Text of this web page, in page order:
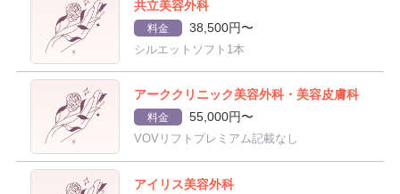
共立美容外科
料金 38,500円〜
シルエットソフト1本
アーククリニック美容外科・美容皮膚科
料金 55,000円〜
VOVリフトプレミアム記載なし
アイリス美容外科